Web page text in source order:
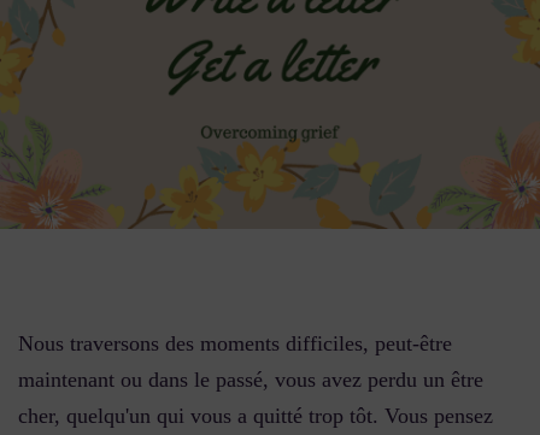
Nous traversons des moments difficiles, peut-être
maintenant ou dans le passé, vous avez perdu un être
cher, quelqu'un qui vous a quitté trop tôt. Vous pensez